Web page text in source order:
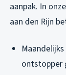
aanpak. In
aan den Rijn
ontstopper